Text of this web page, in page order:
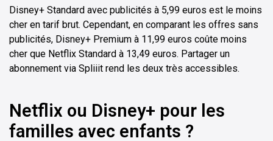
Disney+ Standard avec publicités à 5,99 euros est le moins
cher en tarif brut. Cependant, en comparant les offres sans
publicités, Disney+ Premium à 11,99 euros coûte moins
cher que Netflix Standard à 13,49 euros. Partager un
abonnement via Spliiit rend les deux très accessibles.
Netflix ou Disney+ pour les
familles avec enfants ?